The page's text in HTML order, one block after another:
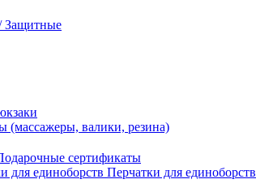
Защитные
(массажеры, валики, резина)
сертификаты
Перчатки для единоборств